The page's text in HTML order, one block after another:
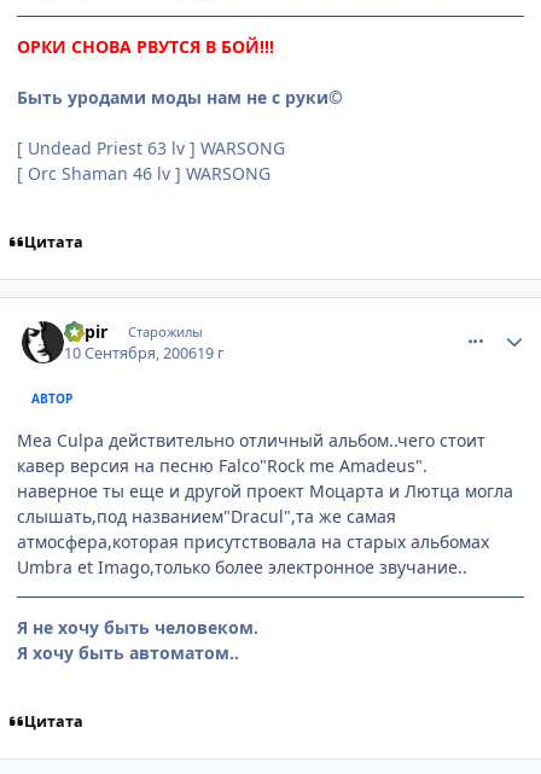
ОРКИ СНОВА РВУТСЯ В БОЙ!!!
Быть уродами моды нам не с руки©
[ Undead Priest 63 lv ] WARSONG
[ Orc Shaman 46 lv ] WARSONG
Цитата
Rapir Старожилы
10 Сентября, 200619 г
АВТОР
Mea Culpa действительно отличный альбом..чего стоит
кавер версия на песню Falco"Rock me Amadeus".
наверное ты еще и другой проект Моцарта и Лютца могла
слышать,под названием"Dracul",та же самая
атмосфера,которая присутствовала на старых альбомах
Umbra et Imago,только более электронное звучание..
Я не хочу быть человеком.
Я хочу быть автоматом..
Цитата